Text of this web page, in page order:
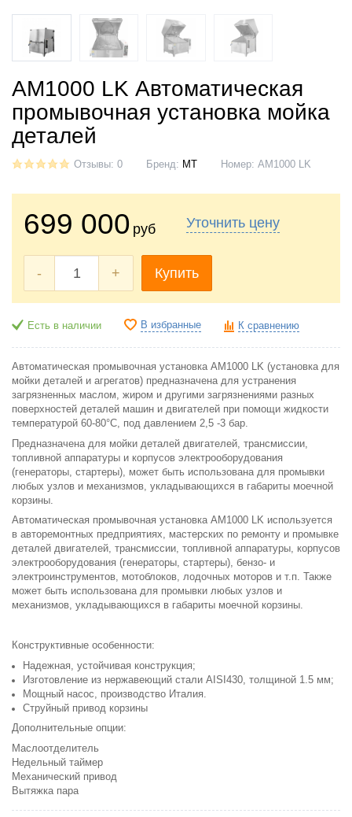
АМ1000 LK Автоматическая
промывочная установка мойка
деталей
Отзывы: 0 Бренд: МТ Номер: АМ1000 LK
699 000 руб
- + Купить
Уточнить цену
Есть в наличии В избранные К сравнению
Автоматическая промывочная установка АМ1000 LK (установка для
мойки деталей и агрегатов) предназначена для устранения
загрязненных маслом, жиром и другими загрязнениями разных
поверхностей деталей машин и двигателей при помощи жидкости
температурой 60-80°С, под давлением 2,5 -3 бар.
Предназначена для мойки деталей двигателей, трансмиссии,
топливной аппаратуры и корпусов электрооборудования
(генераторы, стартеры), может быть использована для промывки
любых узлов и механизмов, укладывающихся в габариты моечной
корзины.
Автоматическая промывочная установка АМ1000 LK используется
в авторемонтных предприятиях, мастерских по ремонту и промывке
деталей двигателей, трансмиссии, топливной аппаратуры, корпусов
электрооборудования (генераторы, стартеры), бензо- и
электроинструментов, мотоблоков, лодочных моторов и т.п. Также
может быть использована для промывки любых узлов и
механизмов, укладывающихся в габариты моечной корзины.
Конструктивные особенности:
Надежная, устойчивая конструкция;
Изготовление из нержавеющий стали AISI430, толщиной 1.5 мм;
Мощный насос, производство Италия.
Струйный привод корзины
Дополнительные опции:
Маслоотделитель
Недельный таймер
Механический привод
Вытяжка пара